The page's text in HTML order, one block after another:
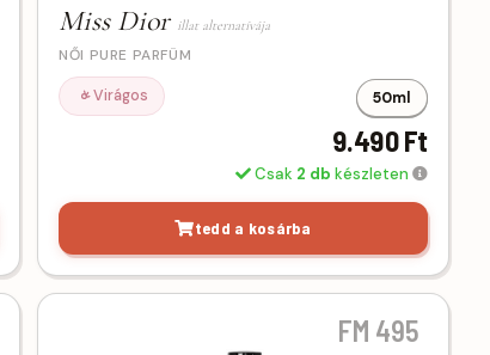
Miss Dior illat alternatívája
NŐI PURE PARFÜM
Virágos 50ml
9.490 Ft
Csak 2 db készleten
tedd a kosárba
FM 495